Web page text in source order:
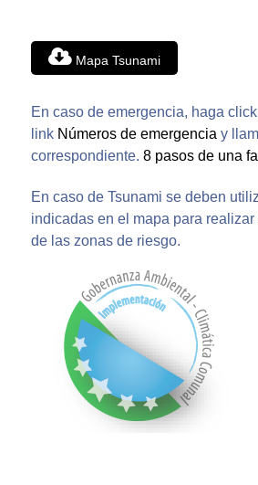
Mapa Tsunami
En caso de emergencia, haga
link Números de emergencia y
correspondiente. 8 pasos de una
En caso de Tsunami se deben
indicadas en el mapa para
de las zonas de riesgo.